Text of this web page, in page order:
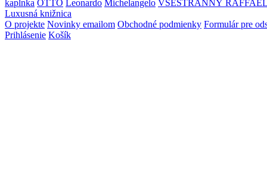
kaplnka OTTO Leonardo Michelangelo VŠESTRANNÝ
Luxusná knižnica
O projekte Novinky emailom Obchodné podmienky Formulár pre
Prihlásenie Košík